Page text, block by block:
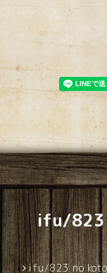
ifu/823
ifu/823 no koto